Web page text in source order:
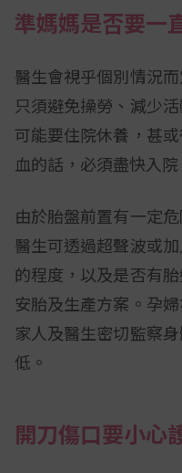
準媽媽是否要一
醫生會視乎個別情況
只須避免操勞、減少
可能要住院休養，甚
血的話，必須盡快入
由於胎盤前置有一定
醫生可透過超聲波或
的程度，以及是否有
安胎及生產方案。孕
家人及醫生密切監察
低。
開刀傷口要小心